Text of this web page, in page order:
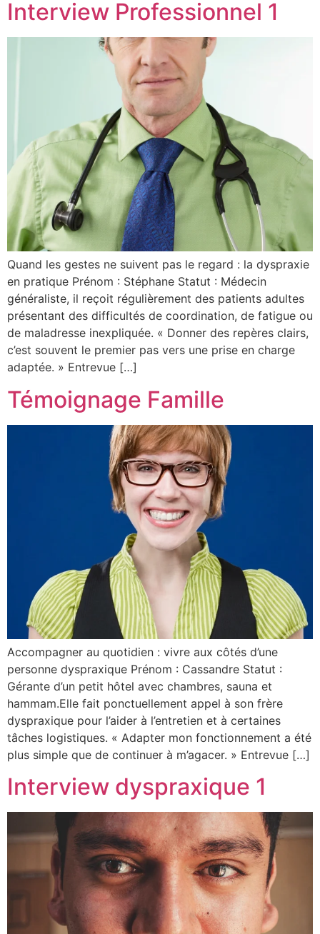
Interview Professionnel 1
Quand les gestes ne suivent pas le regard : la dyspraxie
en pratique Prénom : Stéphane Statut : Médecin
généraliste, il reçoit régulièrement des patients adultes
présentant des difficultés de coordination, de fatigue ou
de maladresse inexpliquée. « Donner des repères clairs,
c’est souvent le premier pas vers une prise en charge
adaptée. » Entrevue […]
Témoignage Famille
Accompagner au quotidien : vivre aux côtés d’une
personne dyspraxique Prénom : Cassandre Statut :
Gérante d’un petit hôtel avec chambres, sauna et
hammam.Elle fait ponctuellement appel à son frère
dyspraxique pour l’aider à l’entretien et à certaines
tâches logistiques. « Adapter mon fonctionnement a été
plus simple que de continuer à m’agacer. » Entrevue […]
Interview dyspraxique 1